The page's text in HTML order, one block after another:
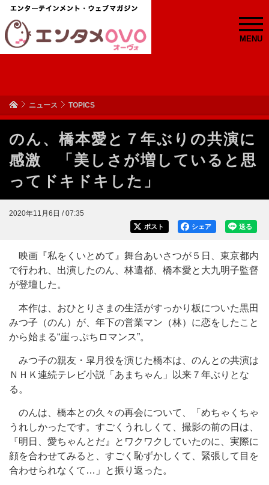
MENU
ニュース TOPICS
のん、橋本愛と７年ぶりの共演に
感激 「美しさが増していると思
ってドキドキした」
2020年11月6日 / 07:35
送る
シェア
ポスト
映画『私をくいとめて』舞台あいさつが５日、東京都内
で行われ、出演したのん、林遣都、橋本愛と大九明子監督
が登壇した。
本作は、おひとりさまの生活がすっかり板についた黒田
みつ子（のん）が、年下の営業マン（林）に恋をしたこと
から始まる“崖っぷちロマンス”。
みつ子の親友・皐月役を演じた橋本は、のんとの共演は
ＮＨＫ連続テレビ小説「あまちゃん」以来７年ぶりとな
る。
のんは、橋本との久々の再会について、「めちゃくちゃ
うれしかったです。すごくうれしくて、撮影の前の日は、
『明日、愛ちゃんとだ』とワクワクしていたのに、実際に
顔を合わせてみると、すごく恥ずかしくて、緊張して目を
合わせられなくて…」と振り返った。